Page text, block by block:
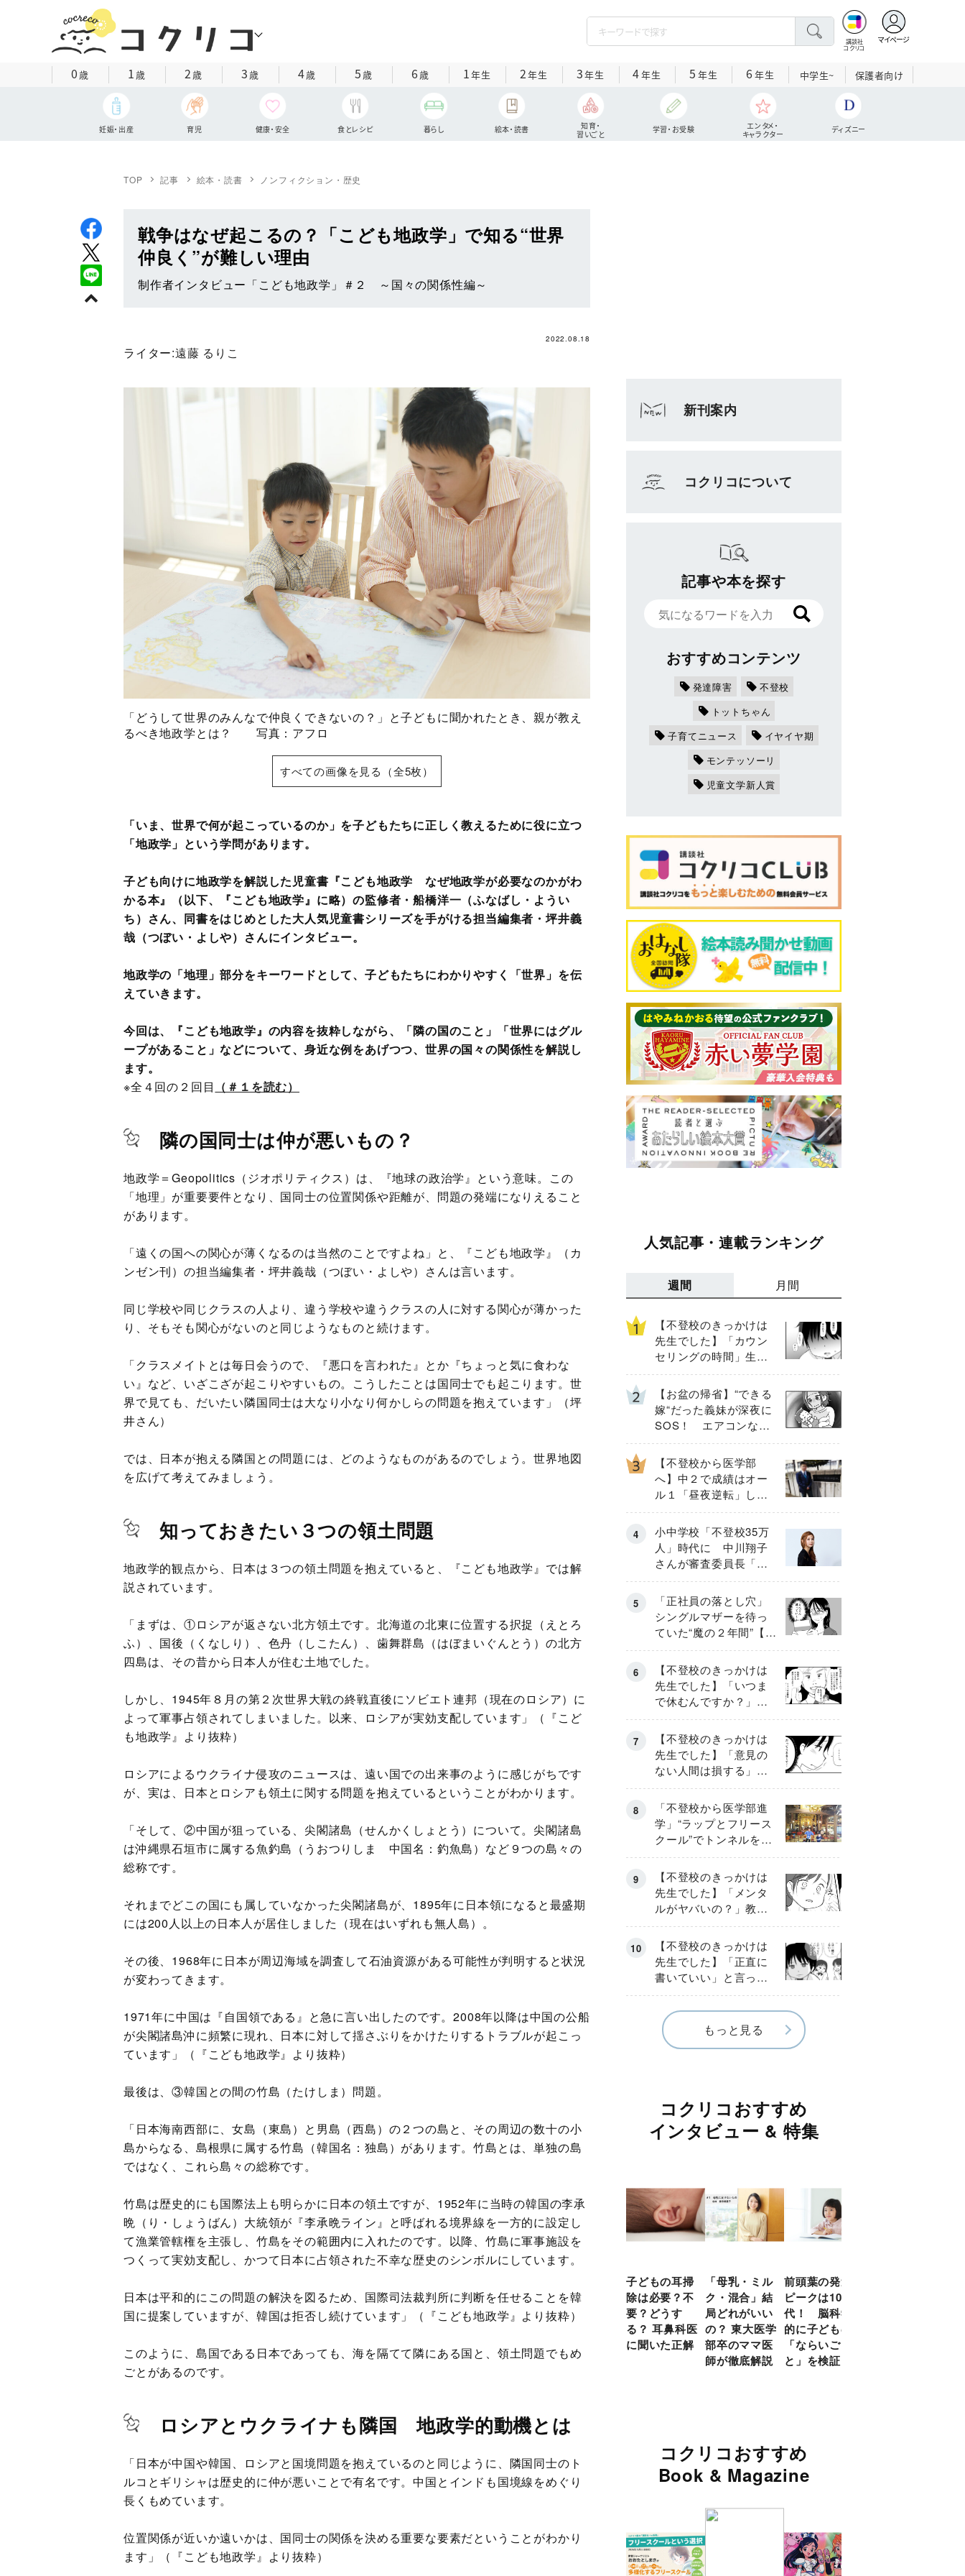
講談社
コクリコ
マイページ
0歳 1歳 2歳 3歳 4歳 5歳 6歳 1年生 2年生 3年生 4年生 5 年生 6 年生 中学生~ 保護者向け
妊娠・出産 育児 健康・安全 食とレシピ 暮らし 絵本・読書
知育・
習いごと
学習・お受験
エンタメ・
キャラクター
ディズニー
TOP 記事 絵本・読書 ノンフィクション・歴史
戦争はなぜ起こるの？「こども地政学」で知る“世界
仲良く”が難しい理由
制作者インタビュー「こども地政学」＃２ ～国々の関係性編～
2022.08.18
ライター:遠藤 るりこ
「どうして世界のみんなで仲良くできないの？」と子どもに聞かれたとき、親が教え
るべき地政学とは？ 写真：アフロ
すべての画像を見る（全5枚）
「いま、世界で何が起こっているのか」を子どもたちに正しく教えるために役に立つ
「地政学」という学問があります。
子ども向けに地政学を解説した児童書『こども地政学 なぜ地政学が必要なのかがわ
かる本』（以下、『こども地政学』に略）の監修者・船橋洋一（ふなばし・ようい
ち）さん、同書をはじめとした大人気児童書シリーズを手がける担当編集者・坪井義
哉（つぼい・よしや）さんにインタビュー。
地政学の「地理」部分をキーワードとして、子どもたちにわかりやすく「世界」を伝
えていきます。
今回は、『こども地政学』の内容を抜粋しながら、「隣の国のこと」「世界にはグル
ープがあること」などについて、身近な例をあげつつ、世界の国々の関係性を解説し
ます。
※全４回の２回目 （＃１を読む）
隣の国同士は仲が悪いもの？
地政学＝Geopolitics（ジオポリティクス）は、『地球の政治学』という意味。この
「地理」が重要要件となり、国同士の位置関係や距離が、問題の発端になりえること
があります。
「遠くの国への関心が薄くなるのは当然のことですよね」と、『こども地政学』（カ
ンゼン刊）の担当編集者・坪井義哉（つぼい・よしや）さんは言います。
同じ学校や同じクラスの人より、違う学校や違うクラスの人に対する関心が薄かった
り、そもそも関心がないのと同じようなものと続けます。
「クラスメイトとは毎日会うので、『悪口を言われた』とか『ちょっと気に食わな
い』など、いざこざが起こりやすいもの。こうしたことは国同士でも起こります。世
界で見ても、だいたい隣国同士は大なり小なり何かしらの問題を抱えています」（坪
井さん）
では、日本が抱える隣国との問題には、どのようなものがあるのでしょう。世界地図
を広げて考えてみましょう。
知っておきたい３つの領土問題
地政学的観点から、日本は３つの領土問題を抱えていると、『こども地政学』では解
説されています。
「まずは、①ロシアが返さない北方領土です。北海道の北東に位置する択捉（えとろ
ふ）、国後（くなしり）、色丹（しこたん）、歯舞群島（はぼまいぐんとう）の北方
四島は、その昔から日本人が住む土地でした。
しかし、1945年８月の第２次世界大戦の終戦直後にソビエト連邦（現在のロシア）に
よって軍事占領されてしまいました。以来、ロシアが実効支配しています」（『こど
も地政学』より抜粋）
ロシアによるウクライナ侵攻のニュースは、遠い国での出来事のように感じがちです
が、実は、日本とロシアも領土に関する問題を抱えているということがわかります。
「そして、②中国が狙っている、尖閣諸島（せんかくしょとう）について。尖閣諸島
は沖縄県石垣市に属する魚釣島（うおつりしま 中国名：釣魚島）など９つの島々の
総称です。
それまでどこの国にも属していなかった尖閣諸島が、1895年に日本領になると最盛期
には200人以上の日本人が居住しました（現在はいずれも無人島）。
その後、1968年に日本が周辺海域を調査して石油資源がある可能性が判明すると状況
が変わってきます。
1971年に中国は『自国領である』と急に言い出したのです。2008年以降は中国の公船
が尖閣諸島沖に頻繁に現れ、日本に対して揺さぶりをかけたりするトラブルが起こっ
ています」（『こども地政学』より抜粋）
最後は、③韓国との間の竹島（たけしま）問題。
「日本海南西部に、女島（東島）と男島（西島）の２つの島と、その周辺の数十の小
島からなる、島根県に属する竹島（韓国名：独島）があります。竹島とは、単独の島
ではなく、これら島々の総称です。
竹島は歴史的にも国際法上も明らかに日本の領土ですが、1952年に当時の韓国の李承
晩（り・しょうばん）大統領が『李承晩ライン』と呼ばれる境界線を一方的に設定し
て漁業管轄権を主張し、竹島をその範囲内に入れたのです。以降、竹島に軍事施設を
つくって実効支配し、かつて日本に占領された不幸な歴史のシンボルにしています。
日本は平和的にこの問題の解決を図るため、国際司法裁判所に判断を任せることを韓
国に提案していますが、韓国は拒否し続けています」（『こども地政学』より抜粋）
このように、島国である日本であっても、海を隔てて隣にある国と、領土問題でもめ
ごとがあるのです。
ロシアとウクライナも隣国 地政学的動機とは
「日本が中国や韓国、ロシアと国境問題を抱えているのと同じように、隣国同士のト
ルコとギリシャは歴史的に仲が悪いことで有名です。中国とインドも国境線をめぐり
長くもめています。
位置関係が近いか遠いかは、国同士の関係を決める重要な要素だということがわかり
ます」（『こども地政学』より抜粋）
新刊案内
コクリコについて
記事や本を探す
おすすめコンテンツ
発達障害
不登校
トットちゃん
子育てニュース
イヤイヤ期
モンテッソーリ
児童文学新人賞
人気記事・連載ランキング
週間 月間
【不登校のきっかけは
先生でした】「カウン
セリングの時間」生徒
の情報をバラしたの
は…《第２話》
【お盆の帰省】“できる
嫁“だった義妹が深夜に
SOS！ エアコンな
し・肉禁止の義実家ル
ールに変化が…〈後
編〉
【不登校から医学部
へ】中２で成績はオー
ル１「昼夜逆転」した
わが子を”夜遊び”に連れ
出した母の気づき
小中学校「不登校35万
人」時代に 中川翔子
さんが審査委員長「不
登校生動画甲子園
2026」が開催
「正社員の落とし穴」
シングルマザーを待っ
ていた“魔の２年間”【後
編】
【不登校のきっかけは
先生でした】「いつま
で休むんですか？」追
い詰められる母と息子
《第６話》
【不登校のきっかけは
先生でした】「意見の
ない人間は損する」担
任の一言が苦しみに…
《第１話》
「不登校から医学部進
学」“ラップとフリース
クール”でトンネルを脱
して高校受験へ〔元野
球少年の実話〕
【不登校のきっかけは
先生でした】「メンタ
ルがヤバいの？」教室
で始まった悪ふざけ
《第３話》
【不登校のきっかけは
先生でした】「正直に
書いていい」と言った
のに…信じた言葉は噓
だった《第４話》
もっと見る
コクリコおすすめ
インタビュー & 特集
子どもの耳掃
除は必要？不
要？どうす
る？ 耳鼻科医
に聞いた正解
「母乳・ミル
ク・混合」結
局どれがいい
の？ 東大医学
部卒のママ医
師が徹底解説
前頭葉の発達
ピークは10
代！ 脳科学
的に子どもの
「ならいご
と」を検証
コクリコおすすめ
Book & Magazine